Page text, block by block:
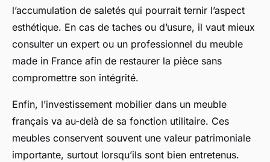
l’accumulation de saletés qui pourrait ternir l’aspect
esthétique. En cas de taches ou d’usure, il vaut mieux
consulter un expert ou un professionnel du meuble
made in France afin de restaurer la pièce sans
compromettre son intégrité.
Enfin, l’investissement mobilier dans un meuble
français va au-delà de sa fonction utilitaire. Ces
meubles conservent souvent une valeur patrimoniale
importante, surtout lorsqu’ils sont bien entretenus.